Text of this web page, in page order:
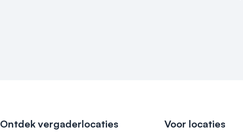
Ontdek vergaderlocaties Voor locaties